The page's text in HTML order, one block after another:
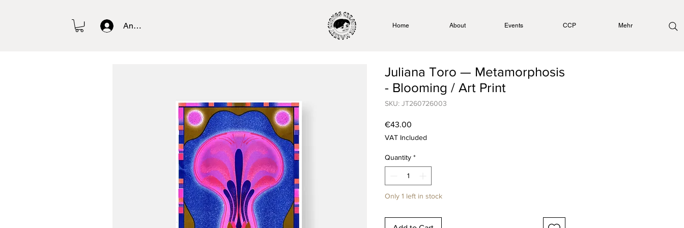
Anmelden Home About Events CCP Mehr
Juliana Toro — Metamorphosis
- Blooming / Art Print
SKU: JT260726003
€43.00
VAT Included
Quantity *
Only 1 left in stock